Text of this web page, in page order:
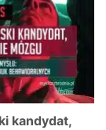
kandydat,